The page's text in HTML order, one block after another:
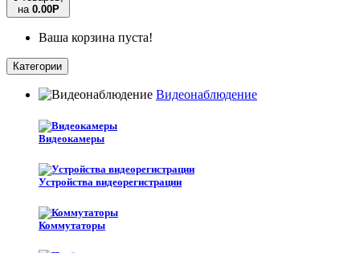
на 0.00Р
Ваша корзина пуста!
Категории
Видеонаблюдение
Видеокамеры
Устройства видеорегистрации
Коммутаторы